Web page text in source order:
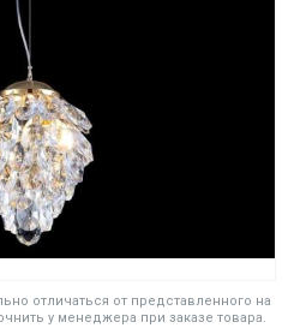
отличаться от представленного на
у менеджера при заказе товара.